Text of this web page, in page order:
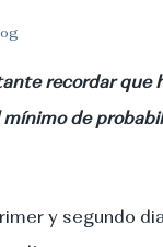
recordar que
de
y segundo